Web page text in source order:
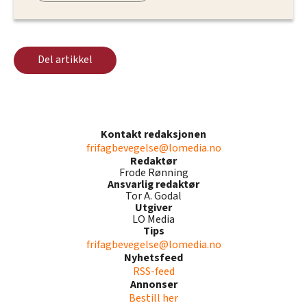
Del artikkel
Kontakt redaksjonen
frifagbevegelse@lomedia.no
Redaktør
Frode Rønning
Ansvarlig redaktør
Tor A. Godal
Utgiver
LO Media
Tips
frifagbevegelse@lomedia.no
Nyhetsfeed
RSS-feed
Annonser
Bestill her